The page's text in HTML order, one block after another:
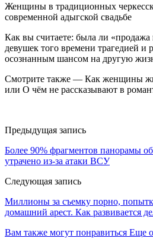
Женщины в традиционных
современной адыгской свадьбе
Как вы считаете: была ли «продажа
девушек того времени трагедией
осознанным шансом на другую
Смотрите также — Как женщины
или О чём не рассказывают в
Предыдущая запись
Более 90% фрагментов панорамы
утрачено из-за атаки ВСУ
Следующая запись
Миллионы за съемку порно,
домашний арест. Как развивается
Вам также могут понравиться Еще